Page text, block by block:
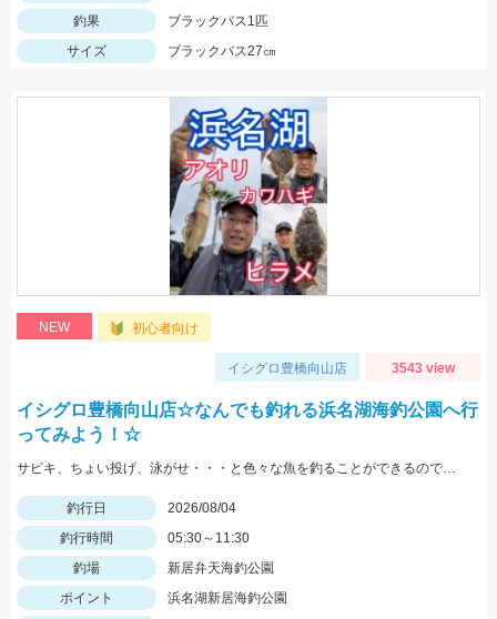
釣果
ブラックバス1匹
サイズ
ブラックバス27㎝
NEW 初心者向け
イシグロ豊橋向山店 3543 view
イシグロ豊橋向山店☆なんでも釣れる浜名湖海釣公園へ行
ってみよう！☆
サビキ、ちょい投げ、泳がせ・・・と色々な魚を釣ることができるので仕掛けも何種類か用意していけば楽しむことができますよ！
釣行日
2026/08/04
釣行時間
05:30～11:30
釣場
新居弁天海釣公園
ポイント
浜名湖新居海釣公園